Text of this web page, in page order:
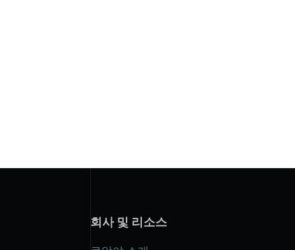
회사 및 리소스